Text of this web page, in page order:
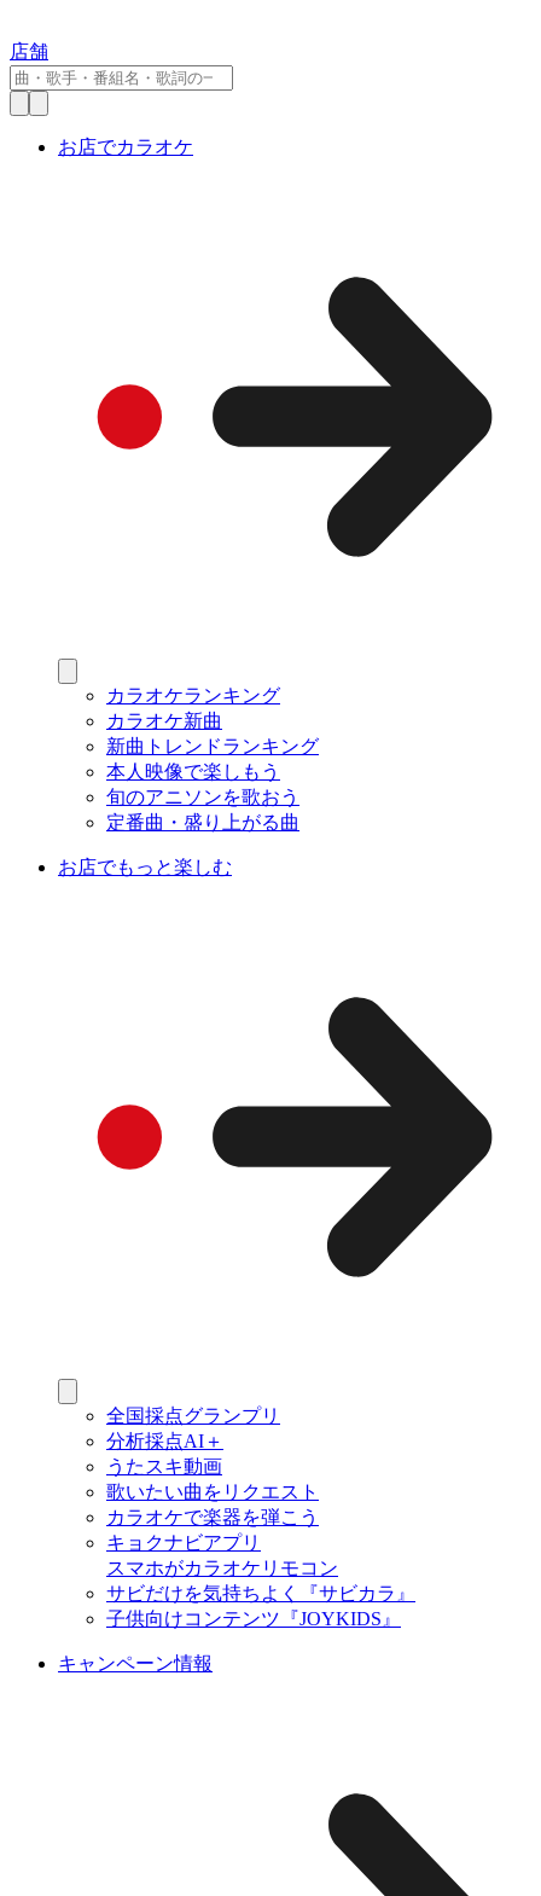
店舗
お店でカラオケ
カラオケランキング
カラオケ新曲
新曲トレンドランキング
本人映像で楽しもう
旬のアニソンを歌おう
定番曲・盛り上がる曲
お店でもっと楽しむ
全国採点グランプリ
分析採点AI＋
うたスキ動画
歌いたい曲をリクエスト
カラオケで楽器を弾こう
キョクナビアプリ
スマホがカラオケリモコン
サビだけを気持ちよく『サビカラ』
子供向けコンテンツ『JOYKIDS』
キャンペーン情報